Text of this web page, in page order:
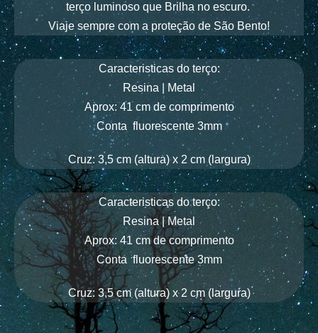
terço luminoso que Brilha no escuro.
Viaje sempre com a proteção de São Bento!
Caracteristicas do terço:
Resina | Metal
Aprox: 41 cm de comprimento
Conta fluorescente 3mm
Cruz: 3,5 cm (altura) x 2 cm (largura)
Caracteristicas do terço:
Resina | Metal
Aprox: 41 cm de comprimento
Conta fluorescente 3mm
Cruz: 3,5 cm (altura) x 2 cm (largura)